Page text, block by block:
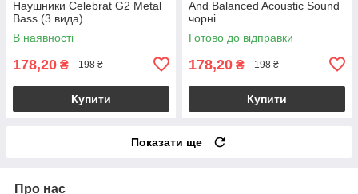
Наушники Celebrat G2 Metal
Bass (3 вида)
В наявності
178,20 ₴ 198 ₴
Купити
And Balanced Acoustic Sound
чорні
Готово до відправки
178,20 ₴ 198 ₴
Купити
Показати ще
Про нас